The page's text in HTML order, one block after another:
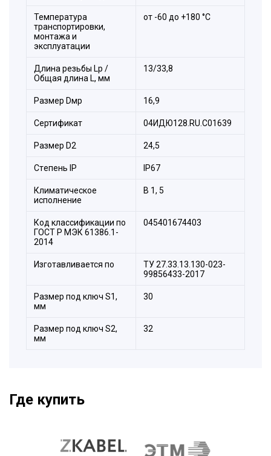
3. Уплотнитель металлорукава.
Температура
транспортировки,
монтажа и
эксплуатации
от -60 до +180 °С
Длина резьбы Lp /
Общая длина L, мм
13/33,8
Размер Dмр 16,9
Сертификат 04ИДЮ128.RU.С01639
Размер D2 24,5
Стeпень IP IP67
Климатическое
исполнение
B 1, 5
Код классификации по
ГОСТ Р МЭК 61386.1-
2014
045401674403
Изготавливается по
ТУ 27.33.13.130-023-
99856433-2017
Размер под ключ S1,
мм
30
Размер под ключ S2,
мм
32
Где купить